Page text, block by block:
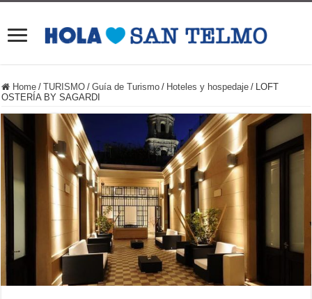
Home / TURISMO / Guía de Turismo / Hoteles y hospedaje / LOFT
OSTERÍA BY SAGARDI